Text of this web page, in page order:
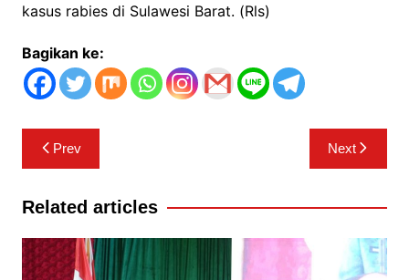
kasus rabies di Sulawesi Barat. (Rls)
Bagikan ke:
Navigasi
pos
Prev Next
Related articles